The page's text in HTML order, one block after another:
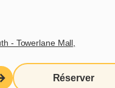
- Towerlane Mall,
Réserver